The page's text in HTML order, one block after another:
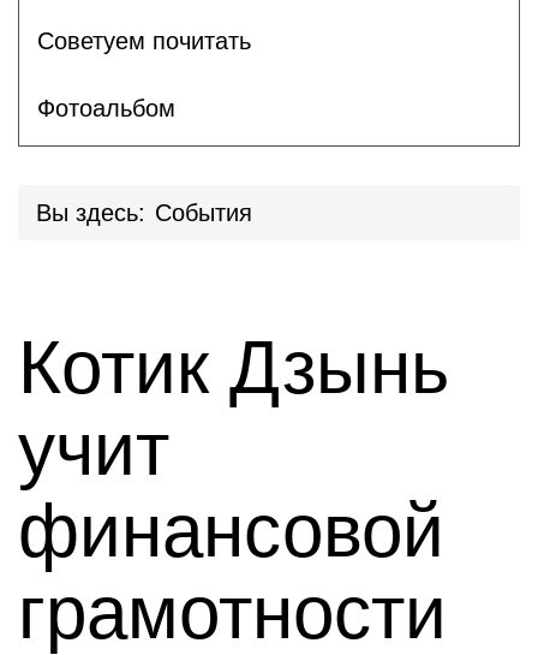
Советуем почитать
Фотоальбом
Вы здесь: События
Котик Дзынь
учит
финансовой
грамотности